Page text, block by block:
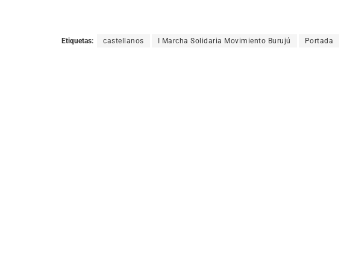
Etiquetas: castellanos I Marcha Solidaria Movimiento Burujú Portada